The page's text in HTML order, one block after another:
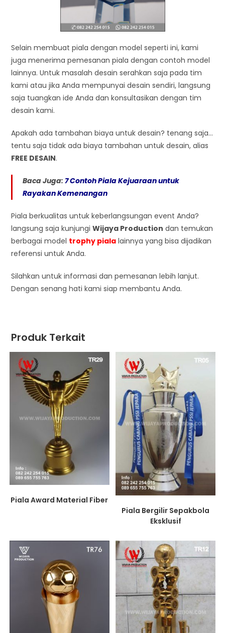
Selain membuat piala dengan model seperti ini, kami
juga menerima pemesanan piala dengan contoh model
lainnya. Untuk masalah desain serahkan saja pada tim
kami atau jika Anda mempunyai desain sendiri, langsung
saja tuangkan ide Anda dan konsultasikan dengan tim
desain kami.
Apakah ada tambahan biaya untuk desain? tenang saja…
tentu saja tidak ada biaya tambahan untuk desain, alias
FREE DESAIN.
Baca Juga:7 Contoh Piala Kejuaraan untuk
Rayakan Kemenangan
Piala berkualitas untuk keberlangsungan event Anda?
langsung saja kunjungiWijaya Production dan temukan
berbagai model trophy piala lainnya yang bisa dijadikan
referensi untuk Anda.
Silahkan untuk informasi dan pemesanan lebih lanjut.
Dengan senang hati kami siap membantu Anda.
Produk Terkait
Piala Award Material Fiber
Piala Bergilir Sepakbola
Eksklusif